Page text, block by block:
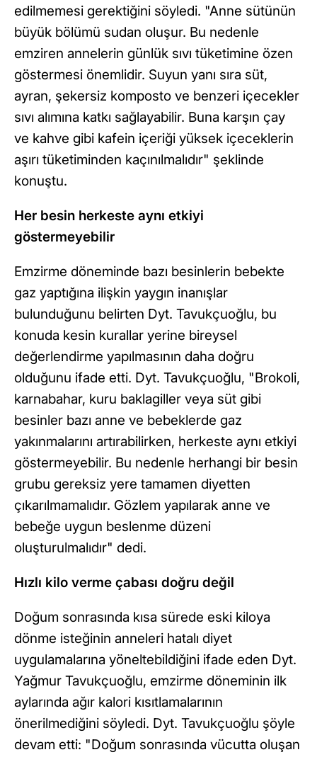
edilmemesi gerektiğini söyledi. "Anne sütünün
büyük bölümü sudan oluşur. Bu nedenle
emziren annelerin günlük sıvı tüketimine özen
göstermesi önemlidir. Suyun yanı sıra süt,
ayran, şekersiz komposto ve benzeri içecekler
sıvı alımına katkı sağlayabilir. Buna karşın çay
ve kahve gibi kafein içeriği yüksek içeceklerin
aşırı tüketiminden kaçınılmalıdır" şeklinde
konuştu.
Her besin herkeste aynı etkiyi
göstermeyebilir
Emzirme döneminde bazı besinlerin bebekte
gaz yaptığına ilişkin yaygın inanışlar
bulunduğunu belirten Dyt. Tavukçuoğlu, bu
konuda kesin kurallar yerine bireysel
değerlendirme yapılmasının daha doğru
olduğunu ifade etti. Dyt. Tavukçuoğlu, "Brokoli,
karnabahar, kuru baklagiller veya süt gibi
besinler bazı anne ve bebeklerde gaz
yakınmalarını artırabilirken, herkeste aynı etkiyi
göstermeyebilir. Bu nedenle herhangi bir besin
grubu gereksiz yere tamamen diyetten
çıkarılmamalıdır. Gözlem yapılarak anne ve
bebeğe uygun beslenme düzeni
oluşturulmalıdır" dedi.
Hızlı kilo verme çabası doğru değil
Doğum sonrasında kısa sürede eski kiloya
dönme isteğinin anneleri hatalı diyet
uygulamalarına yöneltebildiğini ifade eden Dyt.
Yağmur Tavukçuoğlu, emzirme döneminin ilk
aylarında ağır kalori kısıtlamalarının
önerilmediğini söyledi. Dyt. Tavukçuoğlu şöyle
devam etti: "Doğum sonrasında vücutta oluşan